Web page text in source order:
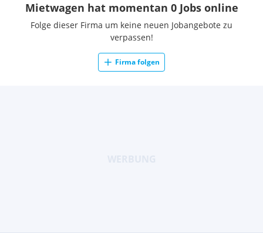
Mietwagen hat momentan 0 Jobs online
Folge dieser Firma um keine neuen Jobangebote zu
verpassen!
Firma folgen